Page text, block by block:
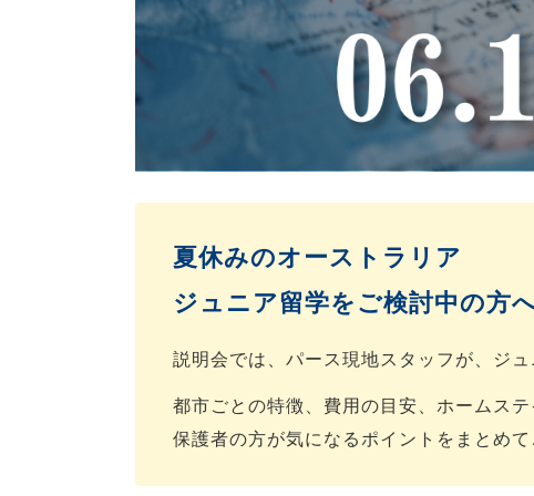
夏休みのオーストラリア
ジュニア留学をご検討中の方
説明会では、パース現地スタッフが、ジ
都市ごとの特徴、費用の目安、ホームス
保護者の方が気になるポイントをまとめて